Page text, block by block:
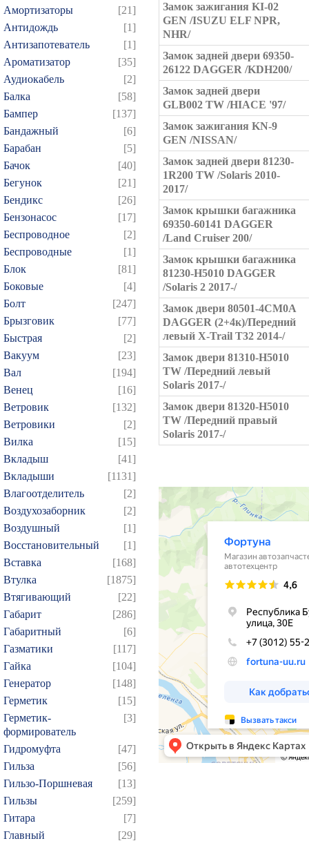
Амортизаторы
[21]
Антидождь
[1]
Антизапотеватель
[1]
Ароматизатор
[35]
Аудиокабель
[2]
Балка
[58]
Бампер
[137]
Бандажный
[6]
Барабан
[5]
Бачок
[40]
Бегунок
[21]
Бендикс
[26]
Бензонасос
[17]
Беспроводное
[2]
Беспроводные
[1]
Блок
[81]
Боковые
[4]
Болт
[247]
Брызговик
[77]
Быстрая
[2]
Вакуум
[23]
Вал
[194]
Венец
[16]
Ветровик
[132]
Ветровики
[2]
Вилка
[15]
Вкладыш
[41]
Вкладыши
[1131]
Влагоотделитель
[2]
Воздухозаборник
[2]
Воздушный
[1]
Восстановительный
[1]
Вставка
[168]
Втулка
[1875]
Втягивающий
[22]
Габарит
[286]
Габаритный
[6]
Газматики
[117]
Гайка
[104]
Генератор
[148]
Герметик
[15]
Герметик-
формирователь
[3]
Гидромуфта
[47]
Гильза
[56]
Гильзо-Поршневая
[13]
Гильзы
[259]
Гитара
[7]
Главный
[29]
Замок зажигания KI-02
GEN /ISUZU ELF NPR,
NHR/
Замок задней двери 69350-
26122 DAGGER /KDH200/
Замок задней двери
GLB002 TW /HIACE '97/
Замок зажигания KN-9
GEN /NISSAN/
Замок задней двери 81230-
1R200 TW /Solaris 2010-
2017/
Замок крышки багажника
69350-60141 DAGGER
/Land Cruiser 200/
Замок крышки багажника
81230-H5010 DAGGER
/Solaris 2 2017-/
Замок двери 80501-4CM0A
DAGGER (2+4к)/Передний
левый X-Trail T32 2014-/
Замок двери 81310-H5010
TW /Передний левый
Solaris 2017-/
Замок двери 81320-H5010
TW /Передний правый
Solaris 2017-/